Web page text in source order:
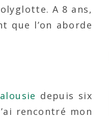
A 8 ans,
que l’on aborde
depuis six
rencontré mon